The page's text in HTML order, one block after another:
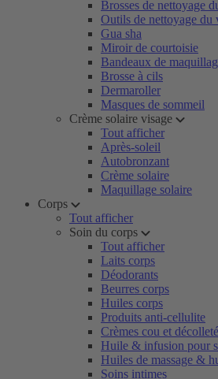
Brosses de nettoyage
Outils de nettoyage du
Gua sha
Miroir de courtoisie
Bandeaux de
Brosse à cils
Dermaroller
Masques de sommeil
Crème solaire visage
Tout afficher
Après-soleil
Autobronzant
Crème solaire
Maquillage solaire
Corps
Tout afficher
Soin du corps
Tout afficher
Laits corps
Déodorants
Beurres corps
Huiles corps
Produits anti-cellulite
Crèmes cou et décolleté
Huile & infusion pour
Huiles de massage &
Soins intimes